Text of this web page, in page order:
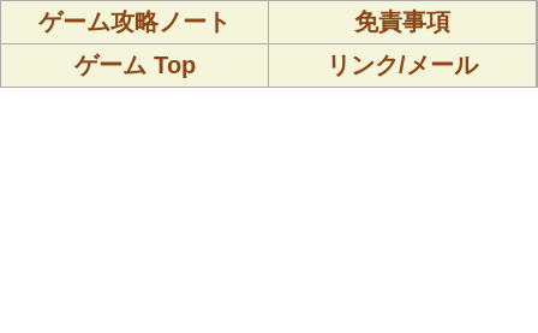
ゲーム攻略ノート
免責事項
ゲーム Top
リンク/メール